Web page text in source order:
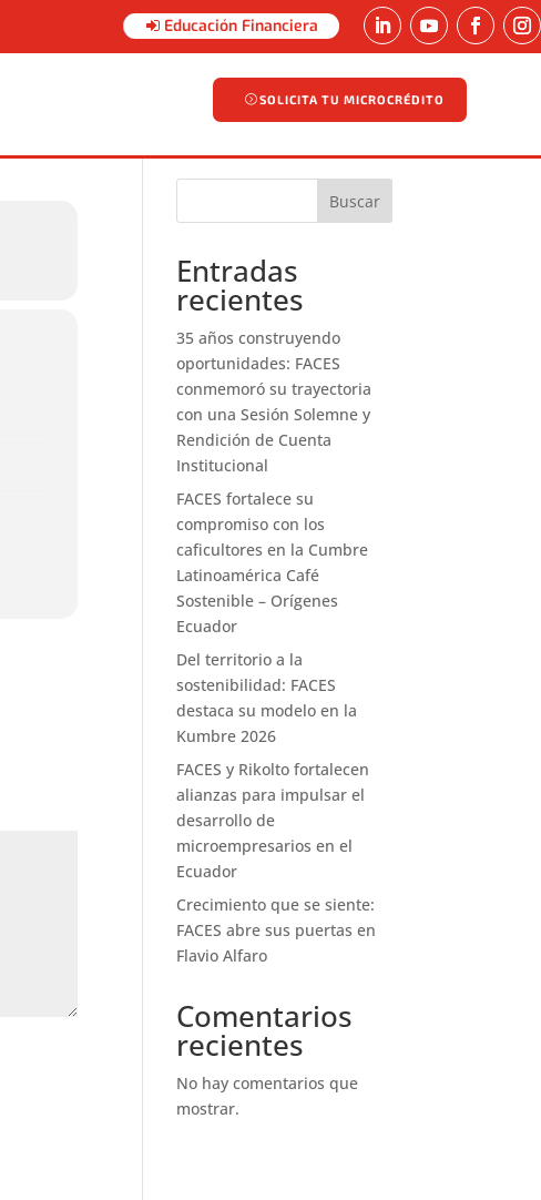
Educación Financiera
SOLICITA TU MICROCRÉDITO
SOLICITA TU MICROCRÉDITO
Buscar
Entradas
recientes
35 años construyendo
oportunidades: FACES
conmemoró su trayectoria
con una Sesión Solemne y
Rendición de Cuenta
Institucional
FACES fortalece su
compromiso con los
caficultores en la Cumbre
Latinoamérica Café
Sostenible – Orígenes
Ecuador
Del territorio a la
sostenibilidad: FACES
destaca su modelo en la
Kumbre 2026
FACES y Rikolto fortalecen
alianzas para impulsar el
desarrollo de
microempresarios en el
Ecuador
Crecimiento que se siente:
FACES abre sus puertas en
Flavio Alfaro
Comentarios
recientes
No hay comentarios que
mostrar.